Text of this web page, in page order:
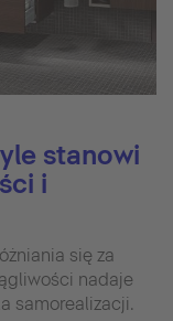
stanowi
i
się za
nadaje
samorealizacji.